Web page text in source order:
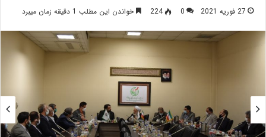
27 فوریه 2021 0
224 خواندن این مطلب 1 دقیقه زمان میبرد